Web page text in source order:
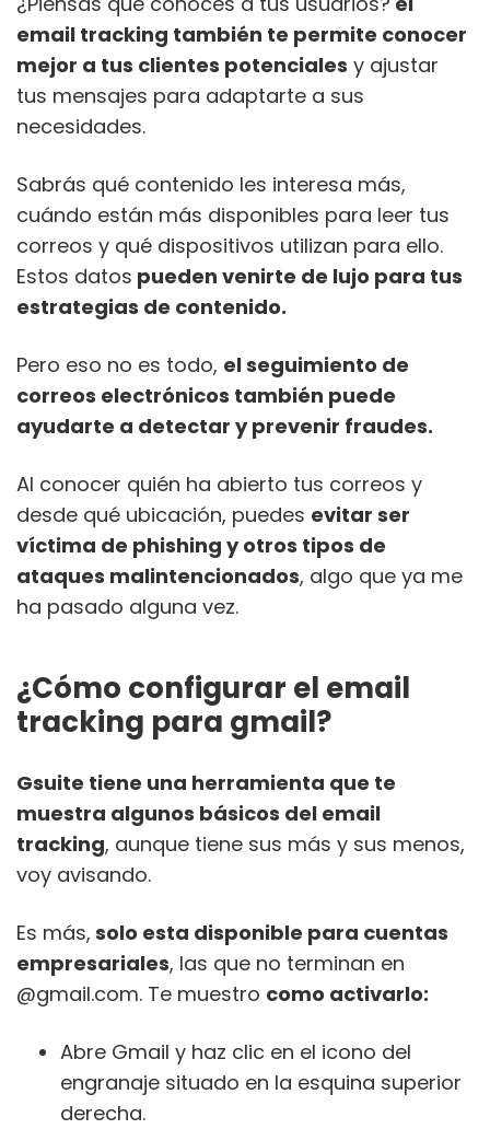
email tracking también te permite conocer
mejor a tus clientes potenciales y ajustar
tus mensajes para adaptarte a sus
necesidades.
Sabrás qué contenido les interesa más,
cuándo están más disponibles para leer tus
correos y qué dispositivos utilizan para ello.
Estos datos pueden venirte de lujo para tus
estrategias de contenido.
Pero eso no es todo, el seguimiento de
correos electrónicos también puede
ayudarte a detectar y prevenir fraudes.
Al conocer quién ha abierto tus correos y
desde qué ubicación, puedes evitar ser
víctima de phishing y otros tipos de
ataques malintencionados, algo que ya me
ha pasado alguna vez.
¿Cómo configurar el email
tracking para gmail?
Gsuite tiene una herramienta que te
muestra algunos básicos del email
tracking, aunque tiene sus más y sus menos,
voy avisando.
Es más, solo esta disponible para cuentas
empresariales, las que no terminan en
@gmail.com. Te muestro como activarlo:
Abre Gmail y haz clic en el icono del
engranaje situado en la esquina superior
derecha.